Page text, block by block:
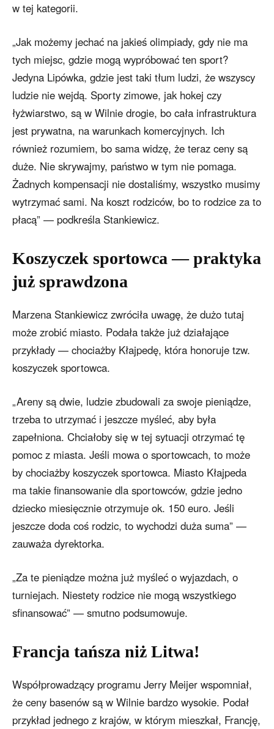
w tej kategorii.
„Jak możemy jechać na jakieś olimpiady, gdy nie ma
tych miejsc, gdzie mogą wypróbować ten sport?
Jedyna Lipówka, gdzie jest taki tłum ludzi, że wszyscy
ludzie nie wejdą. Sporty zimowe, jak hokej czy
łyżwiarstwo, są w Wilnie drogie, bo cała infrastruktura
jest prywatna, na warunkach komercyjnych. Ich
również rozumiem, bo sama widzę, że teraz ceny są
duże. Nie skrywajmy, państwo w tym nie pomaga.
Żadnych kompensacji nie dostaliśmy, wszystko musimy
wytrzymać sami. Na koszt rodziców, bo to rodzice za to
płacą” — podkreśla Stankiewicz.
Koszyczek sportowca — praktyka
już sprawdzona
Marzena Stankiewicz zwróciła uwagę, że dużo tutaj
może zrobić miasto. Podała także już działające
przykłady — chociażby Kłajpedę, która honoruje tzw.
koszyczek sportowca.
„Areny są dwie, ludzie zbudowali za swoje pieniądze,
trzeba to utrzymać i jeszcze myśleć, aby była
zapełniona. Chciałoby się w tej sytuacji otrzymać tę
pomoc z miasta. Jeśli mowa o sportowcach, to może
by chociażby koszyczek sportowca. Miasto Kłajpeda
ma takie finansowanie dla sportowców, gdzie jedno
dziecko miesięcznie otrzymuje ok. 150 euro. Jeśli
jeszcze doda coś rodzic, to wychodzi duża suma” —
zauważa dyrektorka.
„Za te pieniądze można już myśleć o wyjazdach, o
turniejach. Niestety rodzice nie mogą wszystkiego
sfinansować” — smutno podsumowuje.
Francja tańsza niż Litwa!
Współprowadzący programu Jerry Meijer wspomniał,
że ceny basenów są w Wilnie bardzo wysokie. Podał
przykład jednego z krajów, w którym mieszkał, Francję,